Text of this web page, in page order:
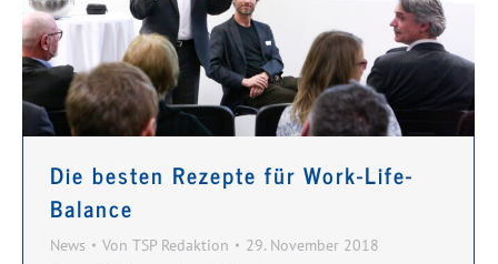
Die besten Rezepte für Work-Life-
Balance
News Von TSP Redaktion 29. November 2018